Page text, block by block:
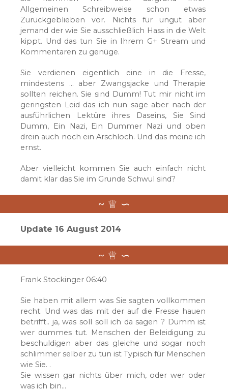
Allgemeinen Schreibweise schon etwas
Zurückgeblieben vor. Nichts für ungut aber
jemand der wie Sie ausschließlich Hass in die Welt
kippt. Und das tun Sie in Ihrem G+ Stream und
Kommentaren zu genüge.
Sie verdienen eigentlich eine in die Fresse,
mindestens … aber Zwangsjacke und Therapie
sollten reichen. Sie sind Dumm! Tut mir nicht im
geringsten Leid das ich nun sage aber nach der
ausführlichen Lektüre ihres Daseins, Sie Sind
Dumm, Ein Nazi, Ein Dummer Nazi und oben
drein auch noch ein Arschloch. Und das meine ich
ernst.
Aber vielleicht kommen Sie auch einfach nicht
damit klar das Sie im Grunde Schwul sind?
Update 16 August 2014
Frank Stockinger 06:40
Sie haben mit allem was Sie sagten vollkommen
recht. Und was das mit der auf die Fresse hauen
betrifft.. ja, was soll soll ich da sagen ? Dumm ist
wer dummes tut. Menschen der Beleidigung zu
beschuldigen aber das gleiche und sogar noch
schlimmer selber zu tun ist Typisch für Menschen
wie Sie. .
Sie wissen gar nichts über mich, oder wer oder
was ich bin…